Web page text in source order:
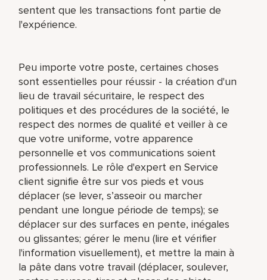
sentent que les transactions font partie de
l'expérience.
Peu importe votre poste, certaines choses
sont essentielles pour réussir - la création d'un
lieu de travail sécuritaire, le respect des
politiques et des procédures de la société, le
respect des normes de qualité et veiller à ce
que votre uniforme, votre apparence
personnelle et vos communications soient
professionnels. Le rôle d'expert en Service
client signifie être sur vos pieds et vous
déplacer (se lever, s’asseoir ou marcher
pendant une longue période de temps); se
déplacer sur des surfaces en pente, inégales
ou glissantes; gérer le menu (lire et vérifier
l'information visuellement), et mettre la main à
la pâte dans votre travail (déplacer, soulever,